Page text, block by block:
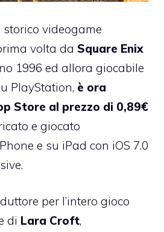
storico videogame
volta da Square Enix
1996 ed allora giocabile
PlayStation, è ora
Store al prezzo di 0,89€
e giocato
e su iPad con iOS 7.0
per l’intero gioco
di Lara Croft,